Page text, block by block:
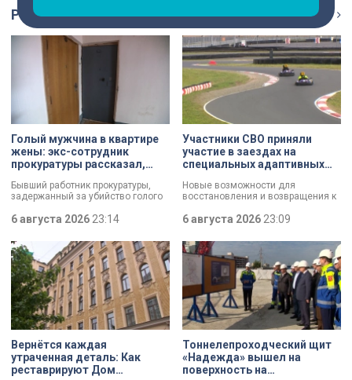
Репортаж Ещё
Голый мужчина в квартире
жены: экс-сотрудник
прокуратуры рассказал,
Бывший работник прокуратуры,
задержанный за убийство голого
которые толкнули его на страшное
вынес мертвеца из дома на улице
Луначарского, выдавая
бездыханного мужчину за
изрядно перебравшего приятеля.
6 августа 202623:14
Участники СВО приняли
участие в заездах на
специальных адаптивных
Новые возможности для
восстановления и возвращения к
фонда «СВОй дом» в Петербурге
специальной военной операции,
которые сейчас проходят курс
реабилитации. Главным событием
дня стали заезды на специальных
адаптивных карт-машинах, где
ветераны смогли лично
протестировать технику и
почувствовать скорость.
6 августа 202623:09
Вернётся каждая
утраченная деталь: Как
реставрируют Дом
Тоннелепроходческий щит
«Надежда» вышел на
поверхность на